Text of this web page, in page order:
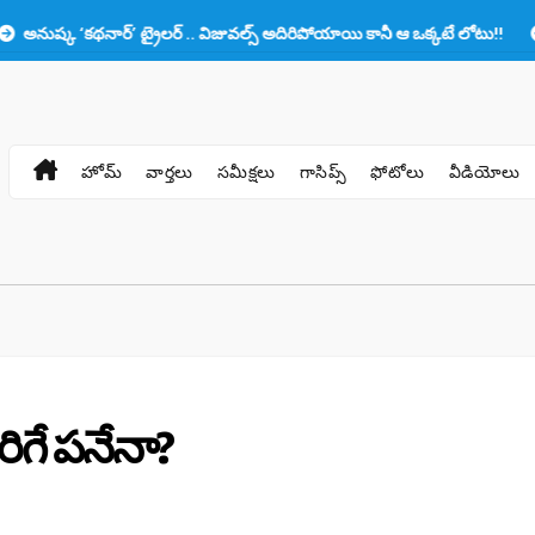
ట్రైలర్ .. విజువల్స్ అదిరిపోయాయి కానీ ఆ ఒక్కటే లోటు!! ప్రభాస్‌కు
హోమ్ వార్తలు సమీక్షలు గాసిప్స్ ఫోటోలు వీడియోలు
పనేనా?